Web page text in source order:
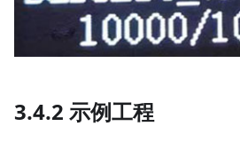
3.4.2 示例工程